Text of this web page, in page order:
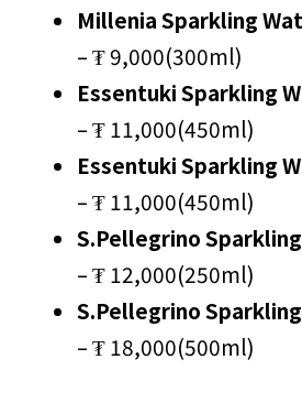
Millenia Sparkling
– ₮ 9,000(300ml)
Essentuki Sparkling
– ₮ 11,000(450ml)
Essentuki Sparkling
– ₮ 11,000(450ml)
S.Pellegrino
– ₮ 12,000(250ml)
S.Pellegrino
– ₮ 18,000(500ml)